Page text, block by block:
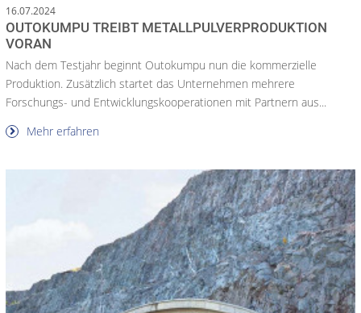
16.07.2024
OUTOKUMPU TREIBT METALLPULVERPRODUKTION
VORAN
Nach dem Testjahr beginnt Outokumpu nun die kommerzielle
Produktion. Zusätzlich startet das Unternehmen mehrere
Forschungs- und Entwicklungskooperationen mit Partnern aus...
Mehr erfahren